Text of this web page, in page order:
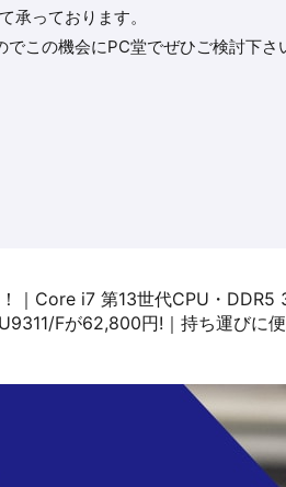
承っております。
この機会にPC堂でぜひご検討下さ
｜Core i7 第13世代CPU・DDR5
Fが62,800円!｜持ち運びに